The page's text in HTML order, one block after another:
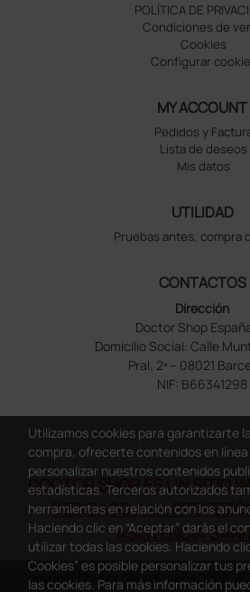
POLÍTICA DE
Condiciones de
Cookies
Configurar
MY ACCOUNT
Pedidos y
Lista de deseos
Mis datos
UTILIDAD
Pruebas antes, compra
CONTACTOS
Dirección
Doctor Shop
Domicilio Social: Calle
Pral. 2ª – 08021
NIF: B66341298
DOCTOR SHOP ES UN SITIO
DEDICADO A LA
ASISTENCIA
Copyright Doctor Shop España 2005-
Utilizamos cookies para garantizarte
compra, ofrecerte contenidos en
personalizar nuestros contenidos
estadísticas. Terceros autorizados
herramientas en relación con los
Haciendo clic en “Aceptar” darás el
utilizar todas las cookies. Haciendo
Cookies” es posible personalizar tus
las cookies. Para más información